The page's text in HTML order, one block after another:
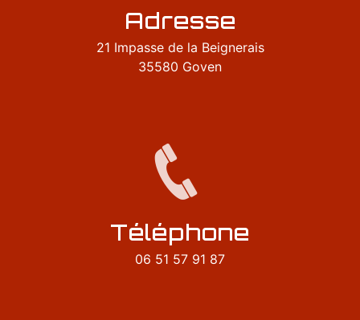
Adresse
21 Impasse de la Beignerais
35580 Goven
Téléphone
06 51 57 91 87